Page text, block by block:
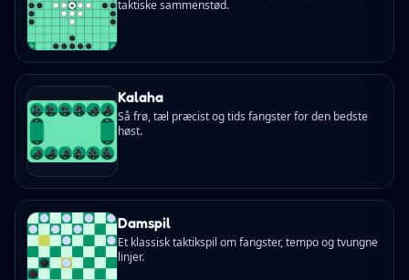
taktiske sammenstød.
Kalaha
Så frø, tæl præcist og tids fangster for den bedste
høst.
Damspil
Et klassisk taktikspil om fangster, tempo og tvungne
linjer.